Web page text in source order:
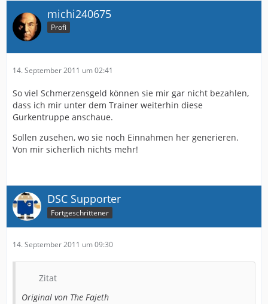
michi240675
Profi
14. September 2011 um 02:41
So viel Schmerzensgeld können sie mir gar nicht bezahlen,
dass ich mir unter dem Trainer weiterhin diese
Gurkentruppe anschaue.
Sollen zusehen, wo sie noch Einnahmen her generieren.
Von mir sicherlich nichts mehr!
DSC Supporter
Fortgeschrittener
14. September 2011 um 09:30
Zitat
Original von The Fajeth